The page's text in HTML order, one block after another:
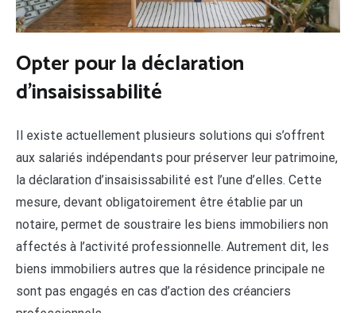
Opter pour la déclaration
d’insaisissabilité
Il existe actuellement plusieurs solutions qui s’offrent
aux salariés indépendants pour préserver leur patrimoine,
la déclaration d’insaisissabilité est l’une d’elles. Cette
mesure, devant obligatoirement être établie par un
notaire, permet de soustraire les biens immobiliers non
affectés à l’activité professionnelle. Autrement dit, les
biens immobiliers autres que la résidence principale ne
sont pas engagés en cas d’action des créanciers